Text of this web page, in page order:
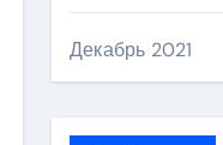
Декабрь 2021